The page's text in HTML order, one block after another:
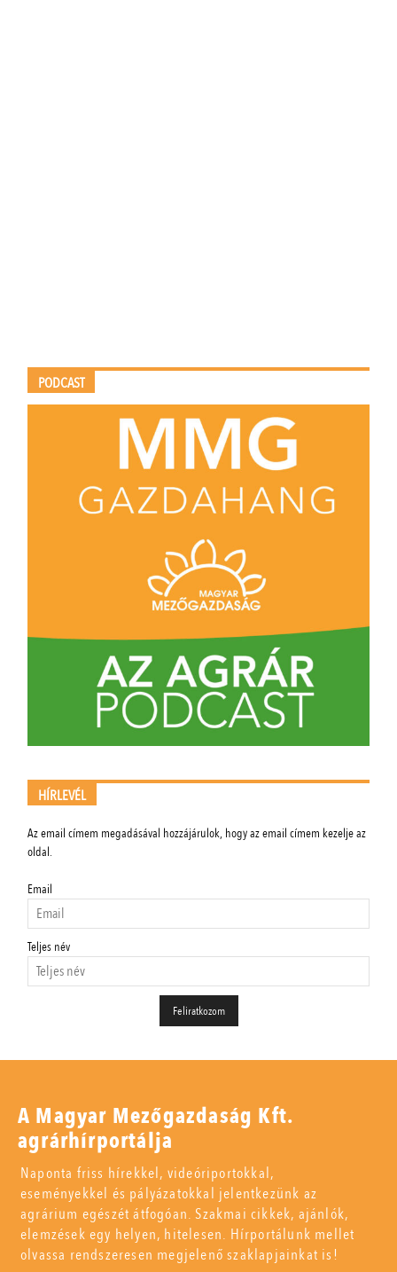
PODCAST
HÍRLEVÉL
Az email címem megadásával hozzájárulok, hogy az email címem kezelje az
oldal.
Email
Teljes név
A Magyar Mezőgazdaság Kft.
agrárhírportálja
Naponta friss hírekkel, videóriportokkal,
eseményekkel és pályázatokkal jelentkezünk az
agrárium egészét átfogóan. Szakmai cikkek, ajánlók,
elemzések egy helyen, hitelesen. Hírportálunk mellet
olvassa rendszeresen megjelenő szaklapjainkat is!